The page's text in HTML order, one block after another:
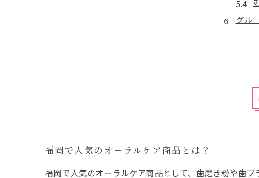
グル
福岡で人気のオーラルケア商品とは？
福岡で人気のオーラルケア商品として、歯磨き粉や歯